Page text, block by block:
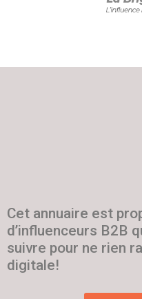
Cet annuaire est
d’influenceurs B2B
suivre pour ne rien
digitale!